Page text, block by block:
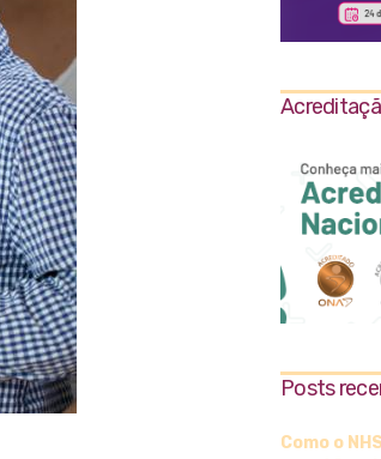
Posts
Como o